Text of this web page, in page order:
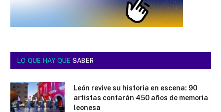
LO QUE HAY QUE SABER
León revive su historia en escena: 90
artistas contarán 450 años de memoria
leonesa